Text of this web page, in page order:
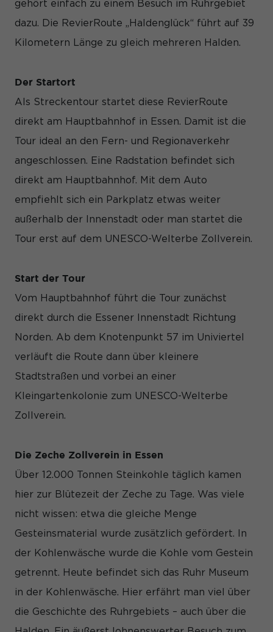
gehört einfach zu einem Besuch im Ruhrgebiet
dazu. Die RevierRoute „Haldenglück“ führt auf 39
Kilometern Länge zu gleich mehreren Halden.
Der Startort
Als Streckentour startet diese RevierRoute
direkt am Hauptbahnhof in Essen. Damit ist die
Tour ideal an den Fern- und Regionaverkehr
angeschlossen. Eine Radstation befindet sich
direkt am Hauptbahnhof. Mit dem Auto
empfiehlt sich ein Parkplatz etwas weiter
außerhalb der Innenstadt oder man startet die
Tour erst auf dem UNESCO-Welterbe Zollverein.
Start der Tour
Vom Hauptbahnhof führt die Tour zunächst
direkt durch die Essener Innenstadt Richtung
Norden. Ab dem Knotenpunkt 57 im Univiertel
verläuft die Route dann über kleinere
Stadtstraßen und vorbei an einer
Kleingartenkolonie zum UNESCO-Welterbe
Zollverein.
Die Zeche Zollverein in Essen
Über 12.000 Tonnen Steinkohle täglich kamen
hier zur Blütezeit der Zeche zu Tage. Was viele
nicht wissen: etwa die gleiche Menge
Gesteinsmaterial wurde zusätzlich gefördert. In
der Kohlenwäsche wurde die Kohle vom Gestein
getrennt. Heute befindet sich das Ruhr Museum
in der Kohlenwäsche. Hier erfährt man viel über
die Geschichte des Ruhrgebiets – auch über die
und Inhalte oder Anzeigen- und Inhaltsmessung. Weitere
unserer Datenschutzerklärung .
Hier finden Sie eine Übersicht über alle verwendeten
Cookies. Sie können Ihre Einwilligung zu ganzen Kategorien
Nur essenzielle Cookies akzeptieren
Datenschutzeinstellungen
Essenziell (1)
Essenzielle Cookies ermöglichen grundlegende Funktionen und
sind für die einwandfreie Funktion der Website erforderlich.
Cookie-Informationen anzeigen
Informationen helfen uns zu verstehen, wie unsere Besucher
Marketing (3)
Marketing-Cookies werden von Drittanbietern oder Publishern
dies, indem sie Besucher über Websites hinweg verfolgen.
Cookie-Informationen anzeigen
Externe Medien (7)
werden standardmäßig blockiert. Wenn Cookies von externen
Medien akzeptiert werden, bedarf der Zugriff auf diese Inhalte
keiner manuellen Einwilligung mehr.
Datenschutzerklärung